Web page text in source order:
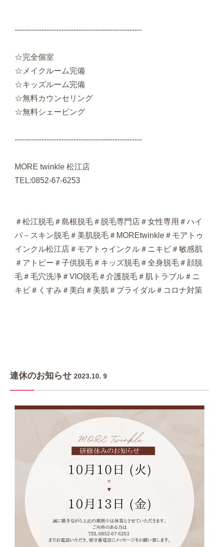
----------------------------------------------------
☆完全個室
☆メイクルーム完備
☆キッズルーム完備
☆無料カウンセリング
☆無料シェービング
----------------------------------------------------
MORE twinkle 松江店
TEL:0852-67-6253
＃松江脱毛＃島根脱毛＃脱毛専門店＃女性専用＃ハイ
パ－スキン脱毛＃美肌脱毛＃MOREtwinkle＃モアトゥ
インクル松江店＃モアトゥインクル＃ニキビ＃敏感肌
＃アトピー＃子供脱毛＃キッズ脱毛＃全身脱毛＃顔脱
毛＃毛穴洗浄＃VIO脱毛＃介護脱毛＃肌トラブル＃ニ
キビ＃くすみ＃美白＃美肌＃ブライダル＃コロナ対策
連休のお知らせ 2023.10. 9